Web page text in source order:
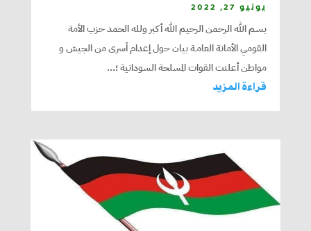
يونيو 27, 2022
بسم الله الرحمن الرحيم الله أكبر ولله الحمد حزب الأمة
القومي الأمانة العامـة بيان حول إعدام أسرى من الجيش و
مواطن أعلنت القوات المسلحة السودانية ؛...
قراءة المزيد